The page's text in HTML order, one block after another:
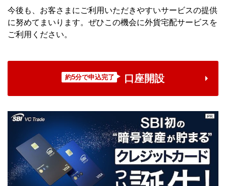
今後も、お客さまにご利用いただきやすいサービスの提供
に努めてまいります。ぜひこの機会に外貨宅配サービスを
ご利用ください。
約5分で申込完了 口座開設